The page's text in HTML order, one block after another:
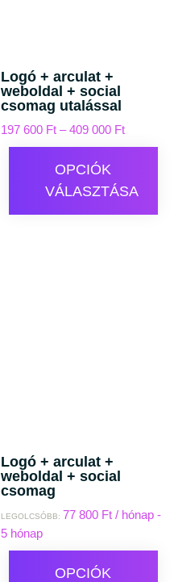
Logó + arculat +
weboldal + social
csomag utalással
197 600 Ft – 409 000 Ft
OPCIÓK
VÁLASZTÁSA
Logó + arculat +
weboldal + social
csomag
LEGOLCSÓBB: 77 800 Ft / hónap -
5 hónap
OPCIÓK